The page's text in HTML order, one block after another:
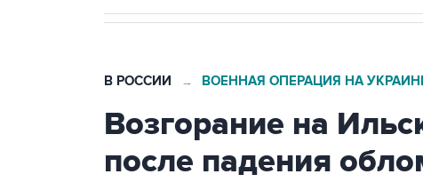
В РОССИИ → ВОЕННАЯ ОПЕРАЦИЯ НА
Возгорание на
после падения